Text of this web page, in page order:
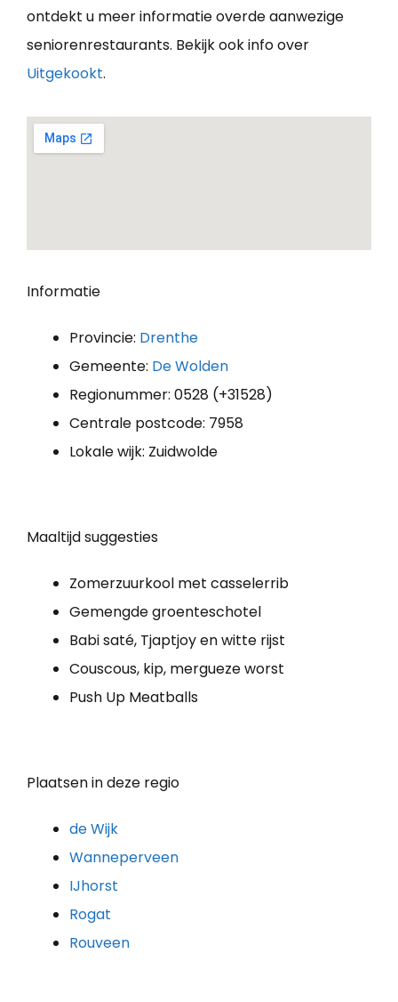
ontdekt u meer informatie overde aanwezige
seniorenrestaurants. Bekijk ook info over
Uitgekookt.
Informatie
Provincie: Drenthe
Gemeente: De Wolden
Regionummer: 0528 (+31528)
Centrale postcode: 7958
Lokale wijk: Zuidwolde
Maaltijd suggesties
Zomerzuurkool met casselerrib
Gemengde groenteschotel
Babi saté, Tjaptjoy en witte rijst
Couscous, kip, mergueze worst
Push Up Meatballs
Plaatsen in deze regio
de Wijk
Wanneperveen
IJhorst
Rogat
Rouveen